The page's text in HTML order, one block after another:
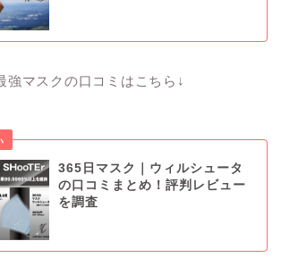
強マスクの口コミはこちら↓
365日マスク｜ウィルシュータ
の口コミまとめ！評判レビュー
を調査